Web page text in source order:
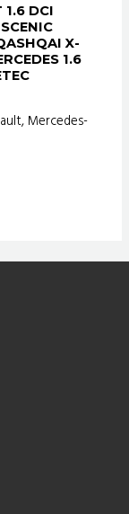
1.6 DCI
X-
1.6
Mercedes-